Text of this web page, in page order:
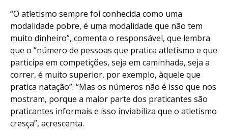
“O atletismo sempre foi conhecida como uma
modalidade pobre, é uma modalidade que não tem
muito dinheiro”, comenta o responsável, que lembra
que o “número de pessoas que pratica atletismo e que
participa em competições, seja em caminhada, seja a
correr, é muito superior, por exemplo, àquele que
pratica natação”. “Mas os números não é isso que nos
mostram, porque a maior parte dos praticantes são
praticantes informais e isso inviabiliza que o atletismo
cresça”, acrescenta.